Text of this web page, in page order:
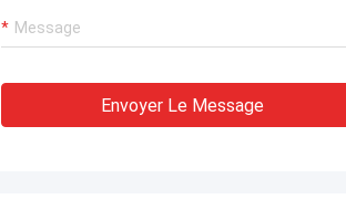
Envoyer Le Message